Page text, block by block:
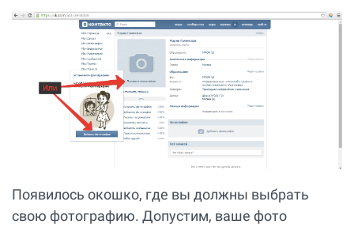
Появилось окошко, где вы должны выбрать
свою фотографию. Допустим, ваше фото